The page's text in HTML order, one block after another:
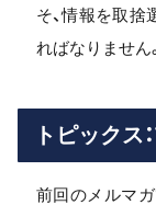
そ、情報を取捨
ればなりません
トピックス
前回のメルマ